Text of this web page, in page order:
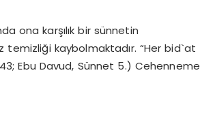
ona karşılık bir sünnetin
temizliği kaybolmaktadır. “Her bid`at
Ebu Davud, Sünnet 5.) Cehenneme